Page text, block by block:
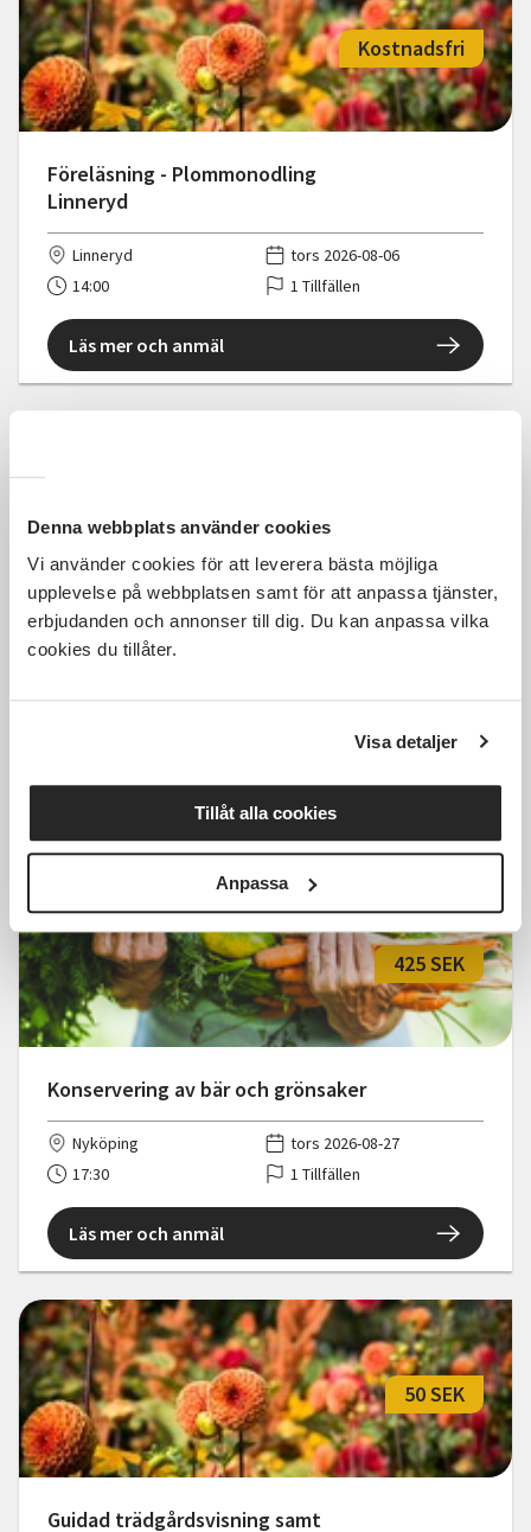
Denna webbplats använder cookies
Vi använder cookies för att leverera bästa möjliga
upplevelse på webbplatsen samt för att anpassa tjänster,
erbjudanden och annonser till dig. Du kan anpassa vilka
cookies du tillåter.
Visa detaljer
Tillåt alla cookies
Anpassa
Föreläsning - Plommonodling
Linneryd
Kostnadsfri
Linneryd
tors 2026-08-06
14:00
1 Tillfällen
Läs mer och anmäl
Föreläsning "Snödropparnas
underbara värld"
Läs mer och anmäl
Konservering av bär och grönsaker
425 SEK
Nyköping
tors 2026-08-27
17:30
1 Tillfällen
Läs mer och anmäl
Guidad trädgårdsvisning samt
50 SEK